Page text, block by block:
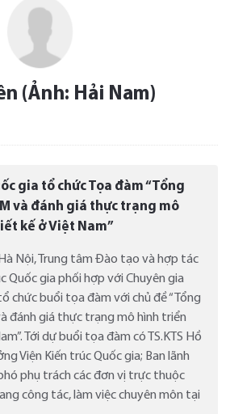
(Ảnh: Hải Nam)
gia tổ chức Tọa đàm “Tổng
và đánh giá thực trạng mô
kế ở Việt Nam”
Nội, Trung tâm Đào tạo và hợp tác
Quốc gia phối hợp với Chuyên gia
chức buổi tọa đàm với chủ đề “Tổng
đánh giá thực trạng mô hình triển
Tới dự buổi tọa đàm có TS.KTS Hồ
Viện Kiến trúc Quốc gia; Ban lãnh
phụ trách các đơn vị trực thuộc
công tác, làm việc chuyên môn tại